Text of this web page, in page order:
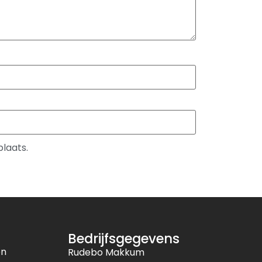
Bedrijfsgegevens
Rudebo Makkum